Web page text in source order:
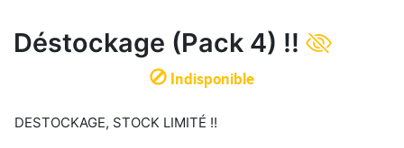
Déstockage (Pack 4) !!
Indisponible
DESTOCKAGE, STOCK LIMITÉ !!